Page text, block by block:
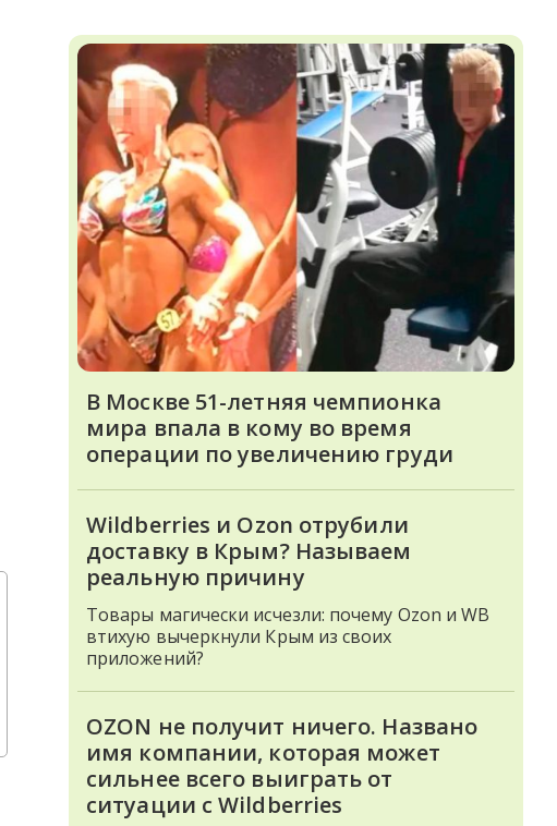
В Москве 51-летняя чемпионка
мира впала в кому во время
операции по увеличению груди
Wildberries и Ozon отрубили
доставку в Крым? Называем
реальную причину
Товары магически исчезли: почему Ozon и WB
втихую вычеркнули Крым из своих
приложений?
OZON не получит ничего. Названо
имя компании, которая может
сильнее всего выиграть от
ситуации с Wildberries